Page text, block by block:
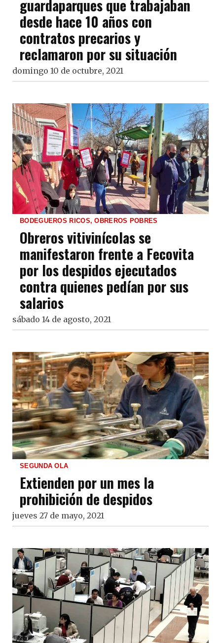
guardaparques que trabajaban
desde hace 10 años con
contratos precarios y
reclamaron por su situación
domingo 10 de octubre, 2021
BODEGUEROS RICOS, OBREROS POBRES
Obreros vitivinícolas se
manifestaron frente a Fecovita
por los despidos ejecutados
contra quienes pedían por sus
salarios
sábado 14 de agosto, 2021
SEGUNDA OLA
Extienden por un mes la
prohibición de despidos
jueves 27 de mayo, 2021